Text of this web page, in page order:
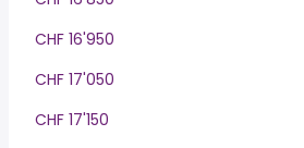
CHF 16'950
CHF 17'050
CHF 17'150